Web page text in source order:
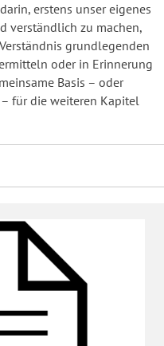
erstens unser eigenes
verständlich zu machen,
grundlegenden
oder in Erinnerung
Basis – oder
für die weiteren Kapitel